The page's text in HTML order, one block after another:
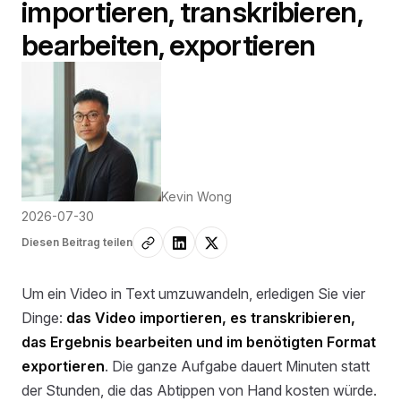
importieren, transkribieren,
bearbeiten, exportieren
Kevin Wong
2026-07-30
Diesen Beitrag teilen
Um ein Video in Text umzuwandeln, erledigen Sie vier
Dinge: das Video importieren, es transkribieren,
das Ergebnis bearbeiten und im benötigten Format
exportieren. Die ganze Aufgabe dauert Minuten statt
der Stunden, die das Abtippen von Hand kosten würde.